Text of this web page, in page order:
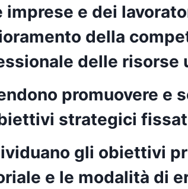
imprese e dei
della
delle risorse
promuovere e
strategici
gli obiettivi
e le modalità di